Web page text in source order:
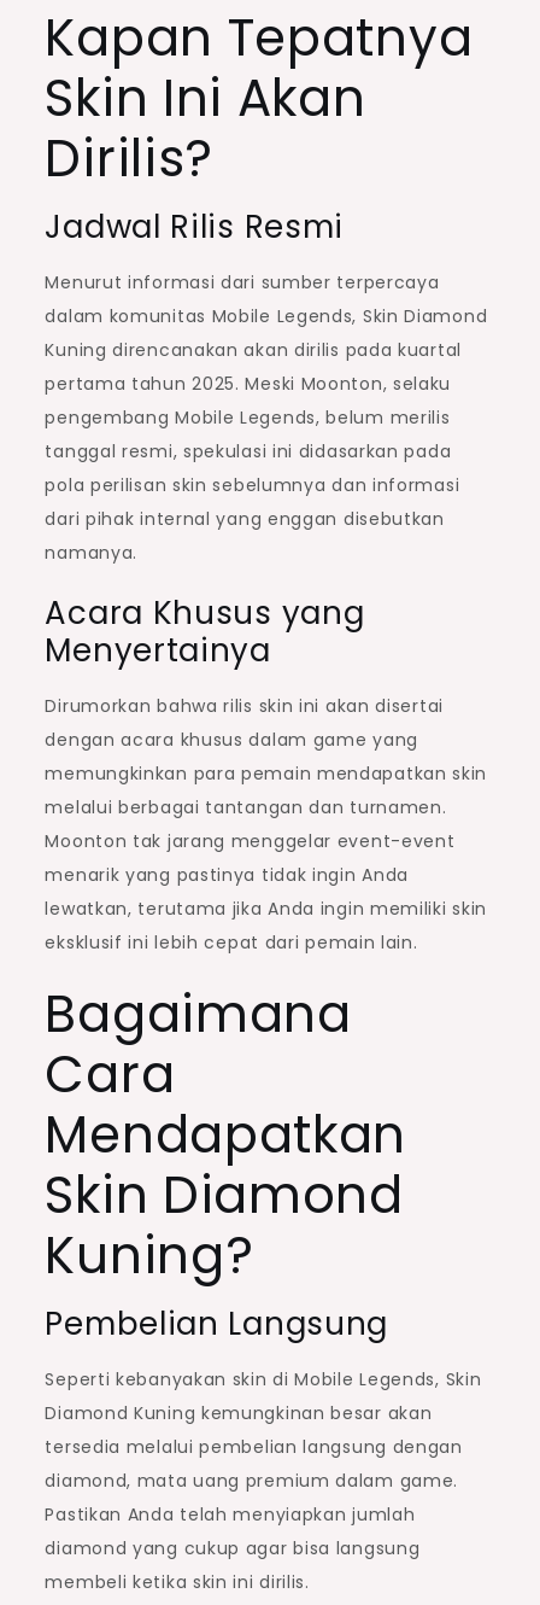
Kapan Tepatnya
Skin Ini Akan
Dirilis?
Jadwal Rilis Resmi
Menurut informasi dari sumber terpercaya
dalam komunitas Mobile Legends, Skin Diamond
Kuning direncanakan akan dirilis pada kuartal
pertama tahun 2025. Meski Moonton, selaku
pengembang Mobile Legends, belum merilis
tanggal resmi, spekulasi ini didasarkan pada
pola perilisan skin sebelumnya dan informasi
dari pihak internal yang enggan disebutkan
namanya.
Acara Khusus yang
Menyertainya
Dirumorkan bahwa rilis skin ini akan disertai
dengan acara khusus dalam game yang
memungkinkan para pemain mendapatkan skin
melalui berbagai tantangan dan turnamen.
Moonton tak jarang menggelar event-event
menarik yang pastinya tidak ingin Anda
lewatkan, terutama jika Anda ingin memiliki skin
eksklusif ini lebih cepat dari pemain lain.
Bagaimana
Cara
Mendapatkan
Skin Diamond
Kuning?
Pembelian Langsung
Seperti kebanyakan skin di Mobile Legends, Skin
Diamond Kuning kemungkinan besar akan
tersedia melalui pembelian langsung dengan
diamond, mata uang premium dalam game.
Pastikan Anda telah menyiapkan jumlah
diamond yang cukup agar bisa langsung
membeli ketika skin ini dirilis.